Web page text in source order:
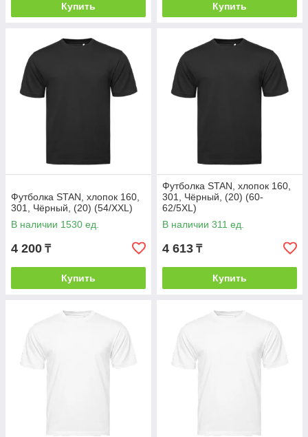
Купить Купить
Футболка STAN, хлопок 160,
301, Чёрный, (20) (54/XXL)
В наличии 1530 ед.
4 200 ₸
Купить
Футболка STAN, хлопок 160,
301, Чёрный, (20) (60-
62/5XL)
В наличии 311 ед.
4 613 ₸
Купить